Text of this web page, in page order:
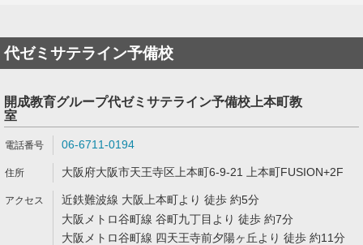
代ゼミサテライン予備校
開成教育グループ代ゼミサテライン予備校上本町教
室
06-6711-0194
大阪府大阪市天王寺区上本町6-9-21 上本町FUSION+2F
近鉄難波線 大阪上本町より 徒歩 約5分
大阪メトロ谷町線 谷町九丁目より 徒歩 約7分
大阪メトロ谷町線 四天王寺前夕陽ヶ丘より 徒歩 約11分